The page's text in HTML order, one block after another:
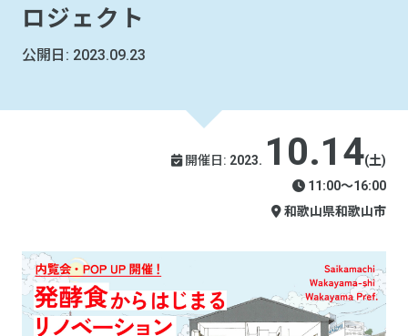
ロジェクト
公開日: 2023.09.23
開催日: 2023. 10.14(土)
11:00〜16:00
和歌山県和歌山市